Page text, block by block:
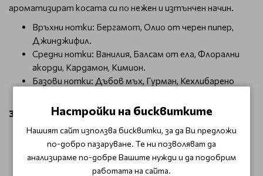
ароматизират косата си по нежен и изтънчен начин.
Връхни нотки: Бергамот, Олио от черен пипер,
Джинджифил.
Средни нотки: Ванилия, Балсам от ела, Флорални
акорди, Кардамон, Кимион.
Базови нотки: Дъбов мъх, Гурман, Кехлибарено
Защо да изберем Balmain Hair Perfume Ginger?
Придава свежо и съблазнително ухание на косата.
Лека формула, която не утежнява косата.
Перфектен за ежедневна употреба или специални
Настройки на бисквитките
Нашият сайт използва бисквитки, за да Ви предложи
по-добро пазаруване. Те ни позволяват да
анализираме по-добре Вашите нужди и да подобрим
работата на сайта.